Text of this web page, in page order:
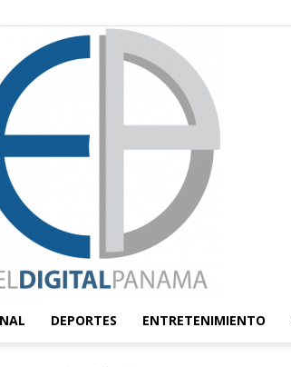
DEPORTES ENTRETENIMIENTO